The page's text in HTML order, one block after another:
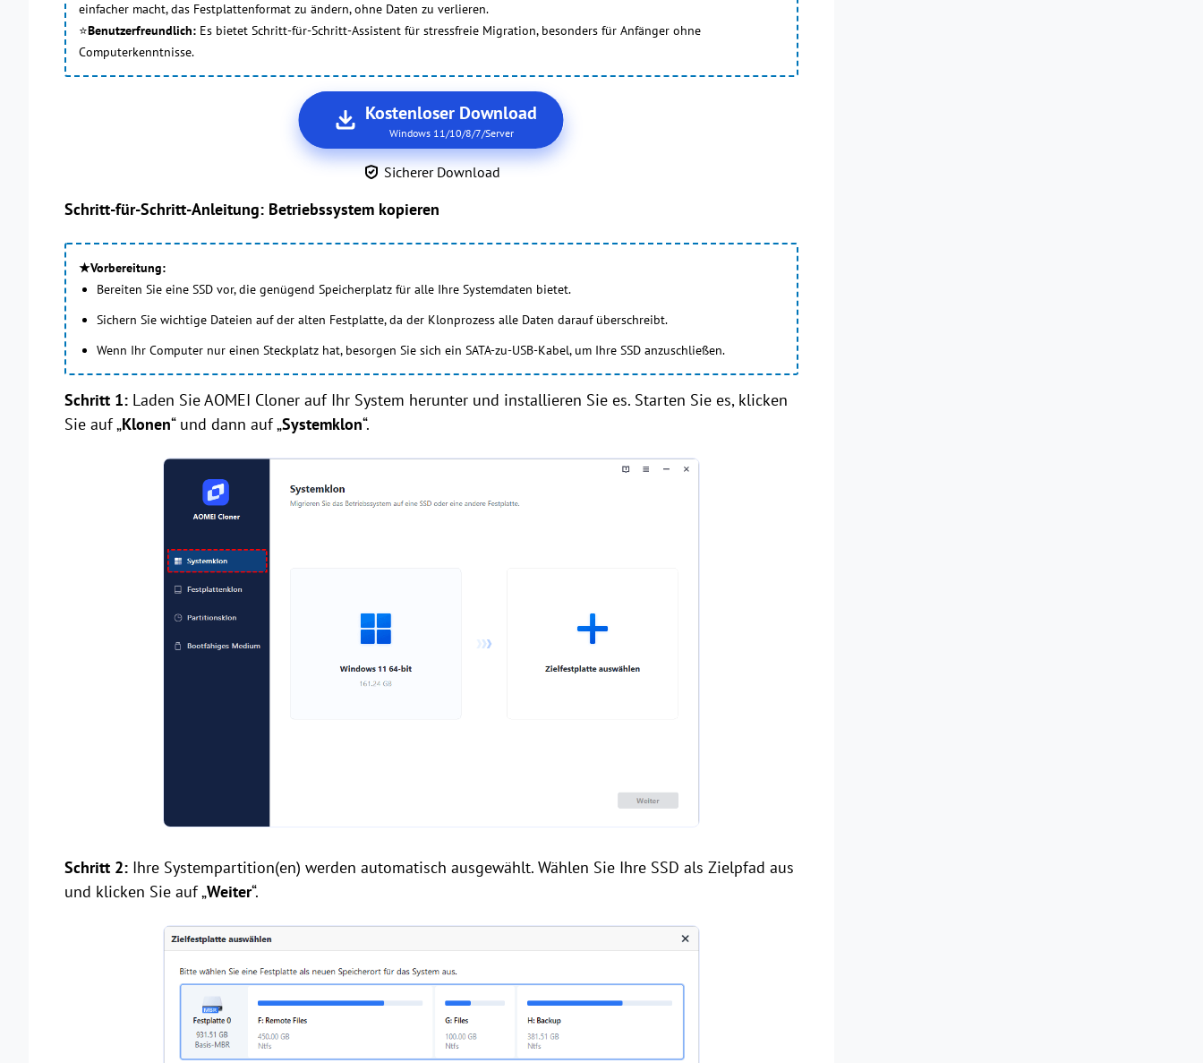
einfacher macht, das Festplattenformat zu ändern, ohne Daten zu verlieren.
⭐Benutzerfreundlich: Es bietet Schritt-für-Schritt-Assistent für stressfreie Migration, besonders für Anfänger ohne
Computerkenntnisse.
Kostenloser Download
Windows 11/10/8/7/Server
Sicherer Download
Schritt-für-Schritt-Anleitung: Betriebssystem kopieren
★Vorbereitung:
Bereiten Sie eine SSD vor, die genügend Speicherplatz für alle Ihre Systemdaten bietet.
Sichern Sie wichtige Dateien auf der alten Festplatte, da der Klonprozess alle Daten darauf überschreibt.
Wenn Ihr Computer nur einen Steckplatz hat, besorgen Sie sich ein SATA-zu-USB-Kabel, um Ihre SSD anzuschließen.
Schritt 1: Laden Sie AOMEI Cloner auf Ihr System herunter und installieren Sie es. Starten Sie es, klicken
Sie auf „Klonen“ und dann auf „Systemklon“.
Schritt 2: Ihre Systempartition(en) werden automatisch ausgewählt. Wählen Sie Ihre SSD als Zielpfad aus
und klicken Sie auf „Weiter“.